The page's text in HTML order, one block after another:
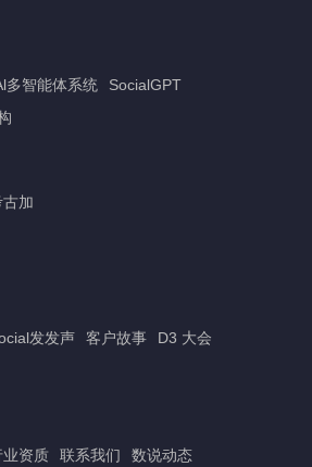
多智能体系统
SocialGPT
古加
发发声 客户故事
D3 大会
业资质 联系我们 数说动态